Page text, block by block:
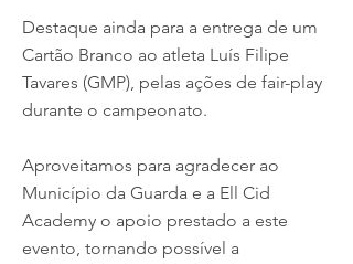
Destaque ainda para a entrega de um
Cartão Branco ao atleta Luís Filipe
Tavares (GMP), pelas ações de fair-play
durante o campeonato.
Aproveitamos para agradecer ao
Município da Guarda e a Ell Cid
Academy o apoio prestado a este
evento, tornando possível a